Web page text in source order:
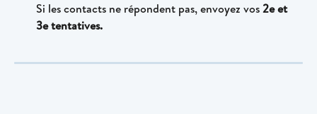
Si les contacts ne répondent pas, envoyez vos 2e et
3e tentatives.